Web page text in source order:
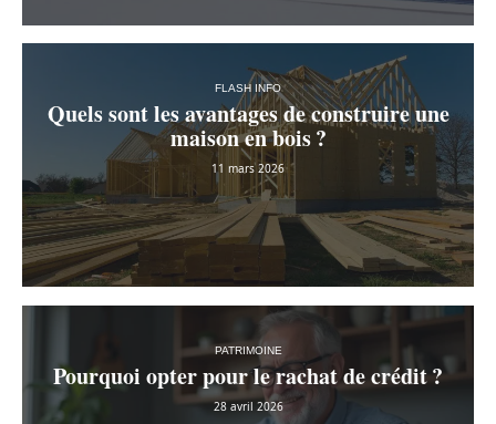
FLASH INFO
Quels sont les avantages de construire une
maison en bois ?
11 mars 2026
PATRIMOINE
Pourquoi opter pour le rachat de crédit ?
28 avril 2026